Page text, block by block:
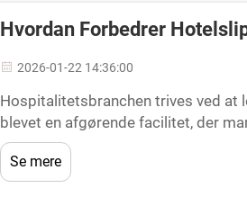
Hvordan Forbedrer
2026-01-22 14:36:00
Hospitalitetsbranchen trives ved at
blevet en afgørende facilitet, der
væsentlige genstande giver
Se mere